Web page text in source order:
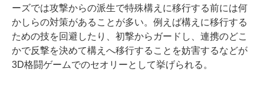
ーズでは攻撃からの派生で特殊構えに移行する前には何
かしらの対策があることが多い。例えば構えに移行する
ための技を回避したり、初撃からガードし、連携のどこ
かで反撃を決めて構えへ移行することを妨害するなどが
3D格闘ゲームでのセオリーとして挙げられる。